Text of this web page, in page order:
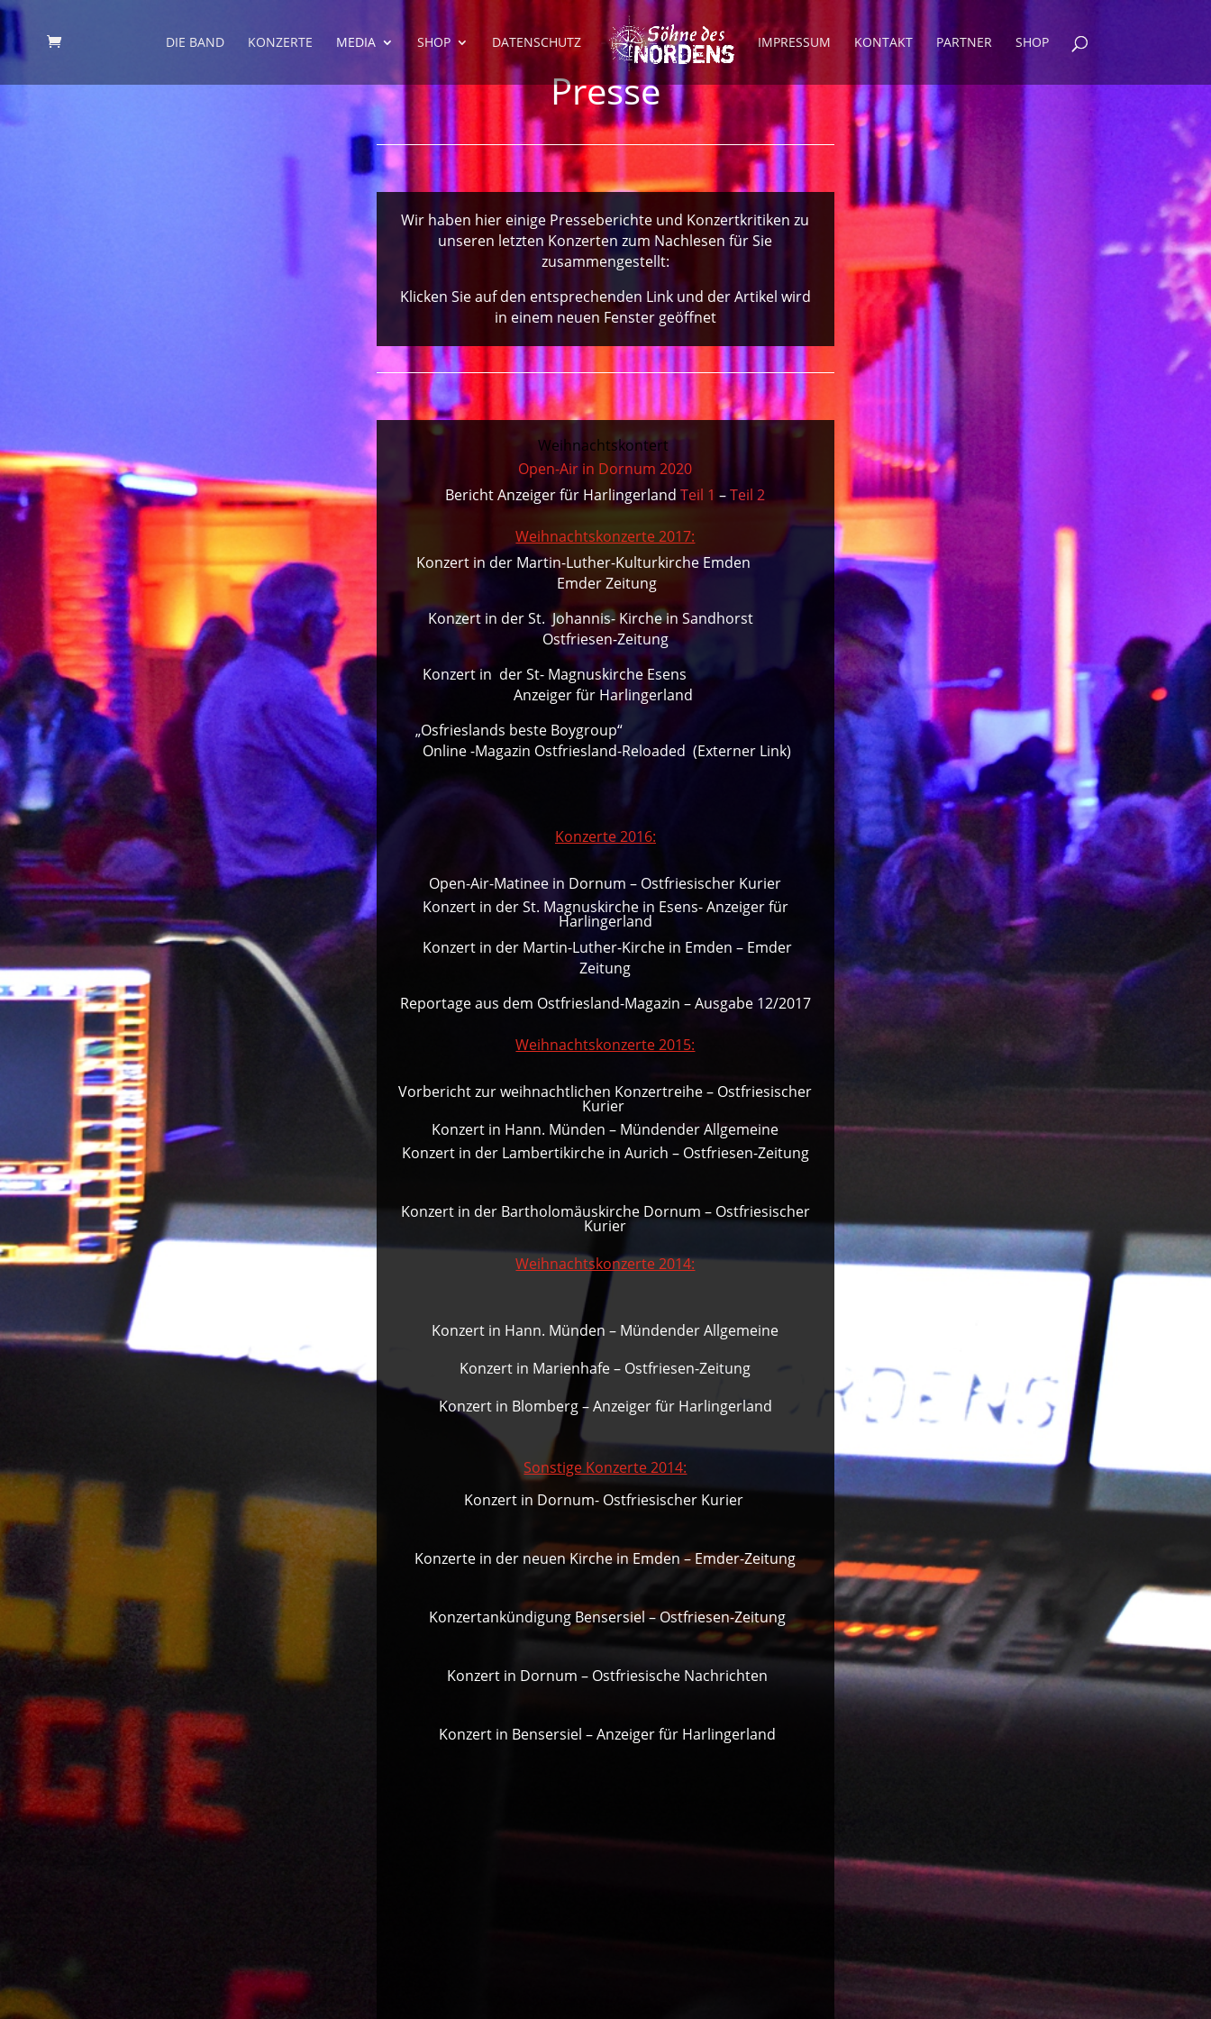
DIE BAND KONZERTE MEDIA SHOP DATENSCHUTZ IMPRESSUM KONTAKT PARTNER SHOP
Presse
Wir haben hier einige Presseberichte und Konzertkritiken zu
unseren letzten Konzerten zum Nachlesen für Sie
zusammengestellt:
Klicken Sie auf den entsprechenden Link und der Artikel wird
in einem neuen Fenster geöffnet
Weihnachtskontert
Open-Air in Dornum 2020
Bericht Anzeiger für HarlingerlandTeil 1 –Teil 2
Weihnachtskonzerte 2017:
Konzert in der Martin-Luther-Kulturkirche Emden
Emder Zeitung
Konzert in der St. Johannis- Kirche in Sandhorst
Ostfriesen-Zeitung
Konzert in der St- Magnuskirche Esens
Anzeiger für Harlingerland
„Osfrieslands beste Boygroup“
Online -Magazin Ostfriesland-Reloaded (Externer Link)
Konzerte 2016:
Open-Air-Matinee in Dornum – Ostfriesischer Kurier
Konzert in der St. Magnuskirche in Esens- Anzeiger für
Harlingerland
Konzert in der Martin-Luther-Kirche in Emden – Emder
Zeitung
Reportage aus dem Ostfriesland-Magazin – Ausgabe 12/2017
Weihnachtskonzerte 2015:
Vorbericht zur weihnachtlichen Konzertreihe – Ostfriesischer
Kurier
Konzert in Hann. Münden – Mündender Allgemeine
Konzert in der Lambertikirche in Aurich – Ostfriesen-Zeitung
Konzert in der Bartholomäuskirche Dornum – Ostfriesischer
Kurier
Weihnachtskonzerte 2014:
Konzert in Hann. Münden – Mündender Allgemeine
Konzert in Marienhafe – Ostfriesen-Zeitung
Konzert in Blomberg – Anzeiger für Harlingerland
Sonstige Konzerte 2014:
Konzert in Dornum- Ostfriesischer Kurier
Konzerte in der neuen Kirche in Emden – Emder-Zeitung
Konzertankündigung Bensersiel – Ostfriesen-Zeitung
Konzert in Dornum – Ostfriesische Nachrichten
Konzert in Bensersiel – Anzeiger für Harlingerland